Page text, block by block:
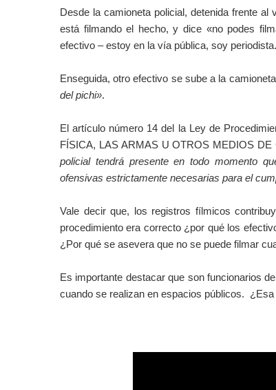
Desde la camioneta policial, detenida frente
está filmando el hecho, y dice «no podes
efectivo – estoy en la vía pública, soy
Enseguida, otro efectivo se sube a la
del pichi».
El artículo número 14 del la Ley de
FÍSICA, LAS ARMAS U OTROS MEDIOS
policial tendrá presente en todo momento
ofensivas estrictamente necesarias para el
Vale decir que, los registros fílmicos
procedimiento era correcto ¿por qué los
¿Por qué se asevera que no se puede filmar
Es importante destacar que son funcionarios
cuando se realizan en espacios públicos. ¿Esa